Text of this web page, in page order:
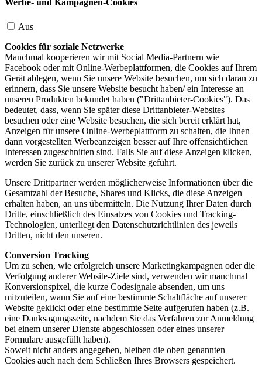
Werbe- und Kampagnen-Cookies
Aus
Cookies für soziale Netzwerke
Manchmal kooperieren wir mit Social Media-Partnern wie
Facebook oder mit Online-Werbeplattformen, die Cookies auf Ihrem
Gerät ablegen, wenn Sie unsere Website besuchen, um sich daran zu
erinnern, dass Sie unsere Website besucht haben/ ein Interesse an
unseren Produkten bekundet haben ("Drittanbieter-Cookies"). Das
bedeutet, dass, wenn Sie später diese Drittanbieter-Websites
besuchen oder eine Website besuchen, die sich bereit erklärt hat,
Anzeigen für unsere Online-Werbeplattform zu schalten, die Ihnen
dann vorgestellten Werbeanzeigen besser auf Ihre offensichtlichen
Interessen zugeschnitten sind. Falls Sie auf diese Anzeigen klicken,
werden Sie zurück zu unserer Website geführt.
Unsere Drittpartner werden möglicherweise Informationen über die
Gesamtzahl der Besuche, Shares und Klicks, die diese Anzeigen
erhalten haben, an uns übermitteln. Die Nutzung Ihrer Daten durch
Dritte, einschließlich des Einsatzes von Cookies und Tracking-
Technologien, unterliegt den Datenschutzrichtlinien des jeweils
Dritten, nicht den unseren.
Conversion Tracking
Um zu sehen, wie erfolgreich unsere Marketingkampagnen oder die
Verfolgung anderer Website-Ziele sind, verwenden wir manchmal
Konversionspixel, die kurze Codesignale absenden, um uns
mitzuteilen, wann Sie auf eine bestimmte Schaltfläche auf unserer
Website geklickt oder eine bestimmte Seite aufgerufen haben (z.B.
eine Danksagungsseite, nachdem Sie das Verfahren zur Anmeldung
bei einem unserer Dienste abgeschlossen oder eines unserer
Formulare ausgefüllt haben).
Soweit nicht anders angegeben, bleiben die oben genannten
Cookies auch nach dem Schließen Ihres Browsers gespeichert.